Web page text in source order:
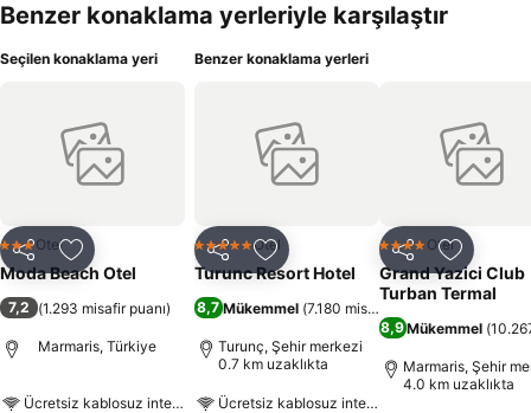
Benzer konaklama yerleriyle karşılaştır
Seçilen konaklama yeri
Paylaş Favorilerime ekle
3 YıldızOtel
Moda Beach Otel
7,2 (1.293 misafir puanı)
Marmaris, Türkiye
Ücretsiz kablosuz internet
Benzer konaklama yerleri
Paylaş Favorilerime ekle
5 Yıldız Otel
Turunc Resort Hotel
8,7Mükemmel (7.180 misafir puanı
Turunç, Şehir merkezi
0.7 km uzaklıkta
Ücretsiz kablosuz internet
Paylaş
4 Yıldız Otel
Grand Yazici Club
Turban Termal
8,9Mükemmel (
Marmaris, Şehir
4.0 km uzaklıkta